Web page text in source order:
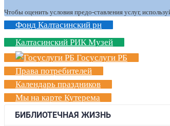
Чтобы оценить условия предо-ставления услуг,
Фонд Калтасинский рн
Калтасинский РИК Музей
Госуслуги РБ
Права потребителей
Календарь праздников
Мы на карте Кутерема